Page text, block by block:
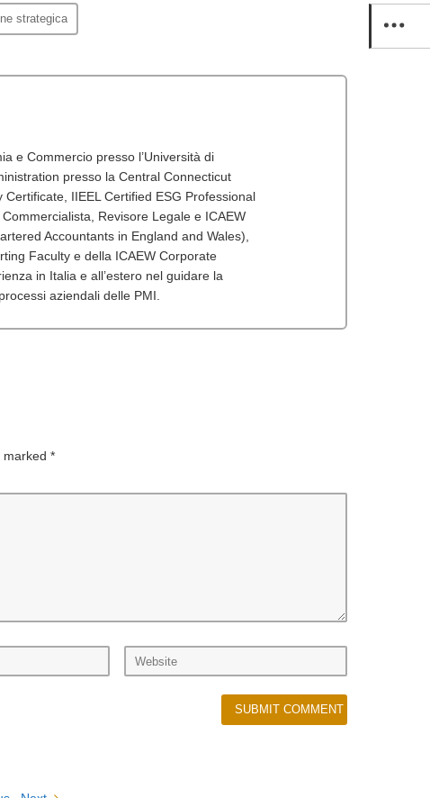
strategica
e Commercio presso l’Università di
presso la Central Connecticut
IIEEL Certified ESG Professional
Revisore Legale e ICAEW
Accountants in England and Wales),
Faculty e della ICAEW Corporate
in Italia e all’estero nel guidare la
aziendali delle PMI.
marked *